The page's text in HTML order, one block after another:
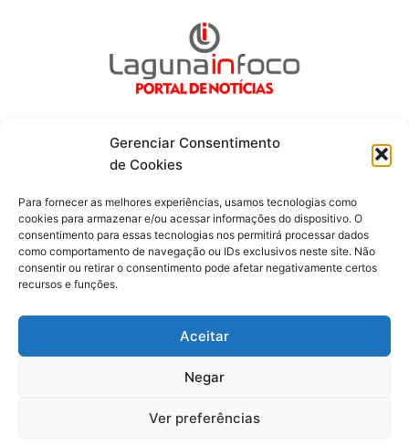
Gerenciar Consentimento
de Cookies
Para fornecer as melhores experiências, usamos tecnologias como
cookies para armazenar e/ou acessar informações do dispositivo. O
consentimento para essas tecnologias nos permitirá processar dados
como comportamento de navegação ou IDs exclusivos neste site. Não
consentir ou retirar o consentimento pode afetar negativamente certos
recursos e funções.
Aceitar
Negar
Ver preferências
Siga-nos
a
b
-
f
n
s
t
a
g
r
m
o
u
Desenvolvido por mktinfo.com.br